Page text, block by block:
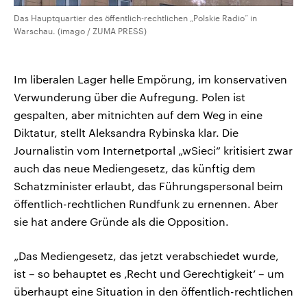
Das Hauptquartier des öffentlich-rechtlichen „Polskie Radio“ in
Warschau. (imago / ZUMA PRESS)
Im liberalen Lager helle Empörung, im konservativen
Verwunderung über die Aufregung. Polen ist
gespalten, aber mitnichten auf dem Weg in eine
Diktatur, stellt Aleksandra Rybinska klar. Die
Journalistin vom Internetportal „wSieci“ kritisiert zwar
auch das neue Mediengesetz, das künftig dem
Schatzminister erlaubt, das Führungspersonal beim
öffentlich-rechtlichen Rundfunk zu ernennen. Aber
sie hat andere Gründe als die Opposition.
„Das Mediengesetz, das jetzt verabschiedet wurde,
ist – so behauptet es ‚Recht und Gerechtigkeit‘ – um
überhaupt eine Situation in den öffentlich-rechtlichen